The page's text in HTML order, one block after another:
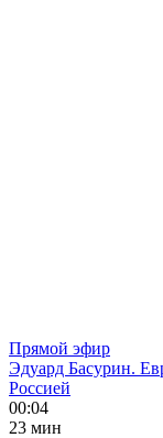
Прямой эфир
Эдуард Басурин.
Россией
00:04
23 мин